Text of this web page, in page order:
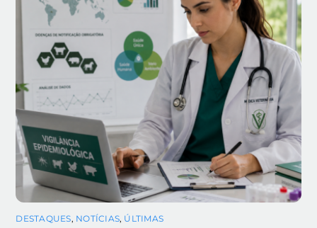
DESTAQUES, NOTÍCIAS, ÚLTIMAS